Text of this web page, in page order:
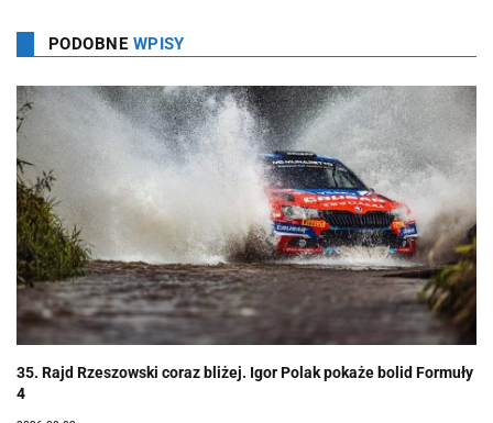
PODOBNE WPISY
35. Rajd Rzeszowski coraz bliżej. Igor Polak pokaże bolid Formuły
4